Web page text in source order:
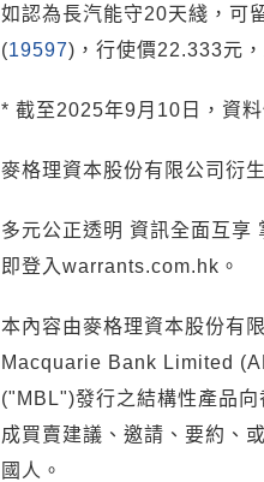
如認為長汽能守20天綫，可
(19597)，行使價22.333元
* 截至2025年9月10日，資料
麥格理資本股份有限公司衍
多元公正透明 資訊全面互享
即登入warrants.com.hk。
本內容由麥格理資本股份有
Macquarie Bank Limited
("MBL")發行之結構性產品
成買賣建議、邀請、要約、
國人。